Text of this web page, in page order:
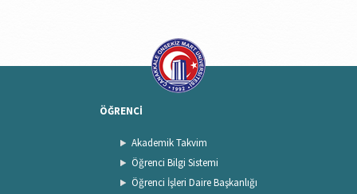
ÖĞRENCİ
Akademik Takvim
Öğrenci Bilgi Sistemi
Öğrenci İşleri Daire Başkanlığı